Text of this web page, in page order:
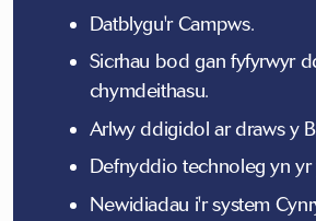
Datblygu'r Campws.
Sicrhau bod gan fyfyrwyr
chymdeithasu.
Arlwy ddigidol ar draws y
Defnyddio technoleg yn
Newidiadau i'r system